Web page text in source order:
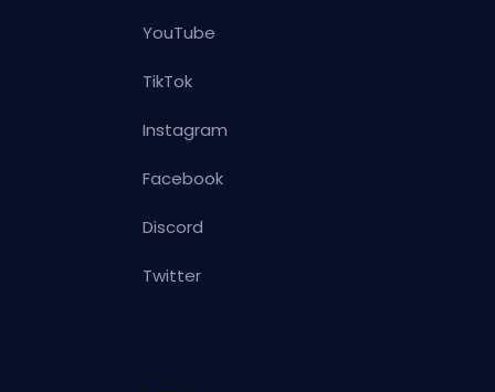
YouTube
TikTok
Instagram
Facebook
Discord
Twitter